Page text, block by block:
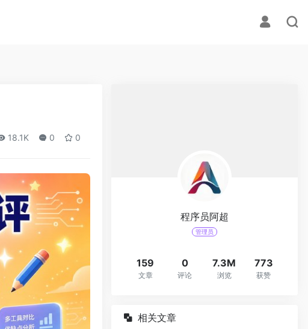
18.1K 0 0
程序员阿超
管理员
159
文章
0
评论
7.3M
浏览
773
获赞
相关文章